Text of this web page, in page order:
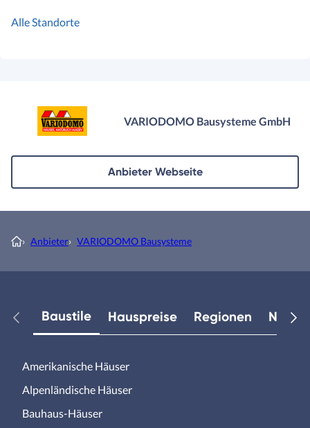
Alle Standorte
VARIODOMO Bausysteme GmbH
Anbieter Webseite
› Anbieter› VARIODOMO Bausysteme
Baustile Hauspreise Regionen
Amerikanische Häuser
Alpenländische Häuser
Bauhaus-Häuser